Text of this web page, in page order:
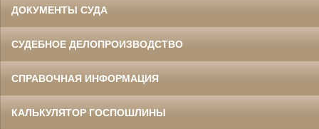
ДОКУМЕНТЫ СУДА
СУДЕБНОЕ ДЕЛОПРОИЗВОДСТВО
СПРАВОЧНАЯ ИНФОРМАЦИЯ
КАЛЬКУЛЯТОР ГОСПОШЛИНЫ